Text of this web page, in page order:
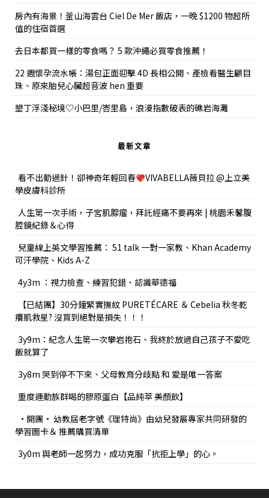
房內有海景！釜山海雲台 Ciel De Mer 飯店，一晚 $1200 物超所
值的住宿首選
去日本都買一樣的零食嗎？ 5 款沖繩必買零食推薦！
22 週懷孕流水帳：湯包正面迎擊 4D 長相公開、產檢看醫生顧目
珠、原來胎兒心臟超音波 hen 重要
墾丁浮淺秘境♡小巴里/峇里島，浪漫指數破表的礁岩海灘
最新文章
看不出動過針！卻神奇年輕回春
VIVABELLA薇貝拉 @上立美
學皮膚科診所
人生第一次手術，子宮肌腺瘤，拜託經痛不要再來 | 桃園禾馨腹
腔鏡紀錄＆心得
兒童線上英文學習推薦： 51 talk 一對一家教、Khan Academy
可汗學院、Kids A-Z
4y3m ：視力檢查、練習犯錯、認識華德福
【已結團】30分鐘緊實撫紋 PURETÉCARE ＆ Cebelia 秋冬乾
癢肌救星? 沒買到絕對是損失！！！
3y9m：紀念人生第一次攀岩抱石、我終於放過自己孩子不愛吃
飯就算了
3y8m 哭到停不下來、父母教育分歧點 和 愛是唯一答案
重度運動族群喝的膠原蛋白【品純萃 美顏飲】
•開團• 幼教屆老字號《理特尚》由幼兒發展專家共同研發的
學習圖卡＆ 推薦購買清單
3y0m 與老師一起努力，成功克服「抗拒上學」的心。